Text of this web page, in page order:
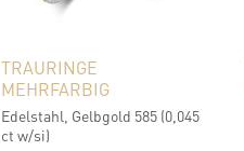
TRAURINGE
MEHRFARBIG
Edelstahl, Gelbgold 585 (0,045
ct w/si)